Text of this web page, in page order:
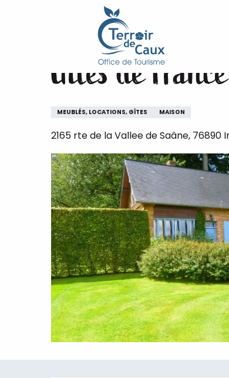
Gîtes de France® - La Couture
Gîtes de
MEUBLÉS, LOCATIONS, GÎTES MAISON
2165 rte de la Vallee de Saâne, 76890